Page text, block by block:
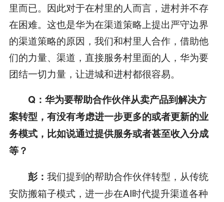
里而已。因此对于在村里的人而言，进村并不存
在困难。这也是华为在渠道策略上提出严守边界
的渠道策略的原因，我们和村里人合作，借助他
们的力量、渠道，直接服务村里面的人，华为要
团结一切力量，让进城和进村都很容易。
Q：华为要帮助合作伙伴从卖产品到解决方
案转型，有没有考虑进一步更多的或者更新的业
务模式，比如说通过提供服务或者甚至收入分成
等？
彭： 我们提到的帮助合作伙伴转型，从传统
安防搬箱子模式，进一步在AI时代提升渠道各种